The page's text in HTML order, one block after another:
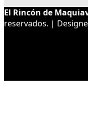
El Rincón de
reservados. |